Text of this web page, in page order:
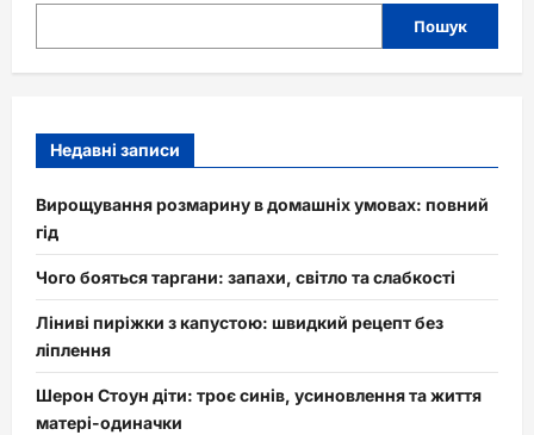
Пошук
Недавні записи
Вирощування розмарину в домашніх умовах: повний
гід
Чого бояться таргани: запахи, світло та слабкості
Ліниві пиріжки з капустою: швидкий рецепт без
ліплення
Шерон Стоун діти: троє синів, усиновлення та життя
матері-одиначки